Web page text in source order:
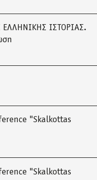
ΕΛΛΗΝΙΚΗΣ ΙΣΤΟΡΙΑΣ.
"Skalkottas
"Skalkottas